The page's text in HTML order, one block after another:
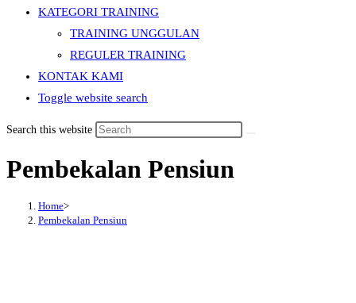
KATEGORI TRAINING
TRAINING UNGGULAN
REGULER TRAINING
KONTAK KAMI
Toggle website search
Search this website
Pembekalan Pensiun
Home>
Pembekalan Pensiun